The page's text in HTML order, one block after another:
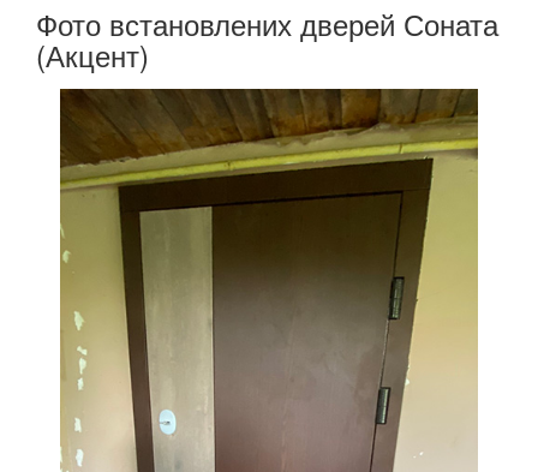
Фото встановлених дверей Соната
(Акцент)